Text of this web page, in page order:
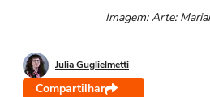
Imagem: Arte:
Julia Guglielmetti
Compartilhar